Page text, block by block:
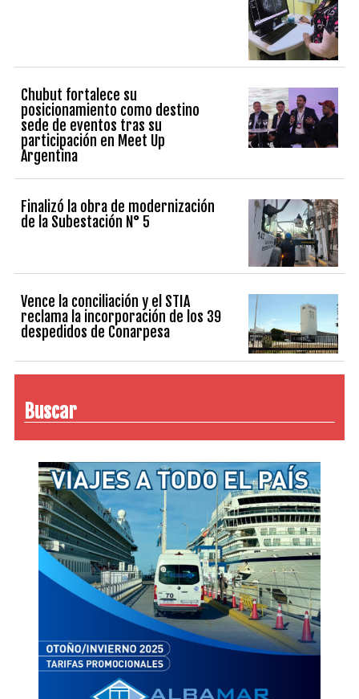
Chubut fortalece su
posicionamiento como destino
sede de eventos tras su
participación en Meet Up
Argentina
Finalizó la obra de modernización
de la Subestación N° 5
Vence la conciliación y el STIA
reclama la incorporación de los 39
despedidos de Conarpesa
Buscar